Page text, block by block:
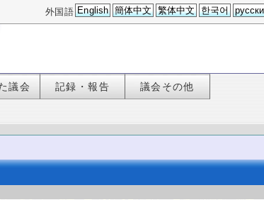
外国語 English 簡体中文 繁体中文 한국어
議会 記録・報告 議会その他